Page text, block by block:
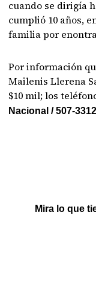
cuando se dirigía
cumplió 10 años,
familia por
Por información
Mailenis Llerena
$10 mil; los
Nacional / 507-
Mira lo que